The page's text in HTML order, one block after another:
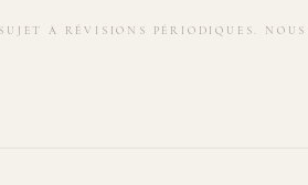
À RÉVISIONS PÉRIODIQUES.